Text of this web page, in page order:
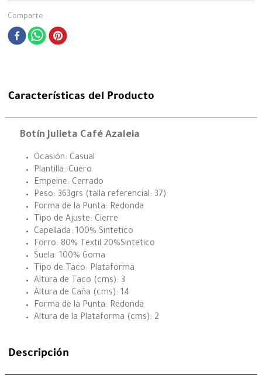
Comparte
Características del Producto
Botín Julieta Café Azaleia
Ocasión: Casual
Plantilla: Cuero
Empeine: Cerrado
Peso: 363grs (talla referencial: 37)
Forma de la Punta: Redonda
Tipo de Ajuste: Cierre
Capellada: 100% Sintetico
Forro: 80% Textil 20%Sintetico
Suela: 100% Goma
Tipo de Taco: Plataforma
Altura de Taco (cms): 3
Altura de Caña (cms): 14
Forma de la Punta: Redonda
Altura de la Plataforma (cms): 2
Descripción